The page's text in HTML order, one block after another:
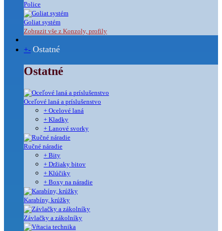
Police
Goliat systém
Zobrazit vše z Konzoly, profily
+- Ostatné
Ostatné
Oceľové laná a príslušenstvo
+ Ocelové laná
+ Kladky
+ Lanové svorky
Ručné náradie
+ Bity
+ Držiaky bitov
+ Klúčiky
+ Boxy na náradie
Karabíny, krúžky
Závlačky a zákolníky